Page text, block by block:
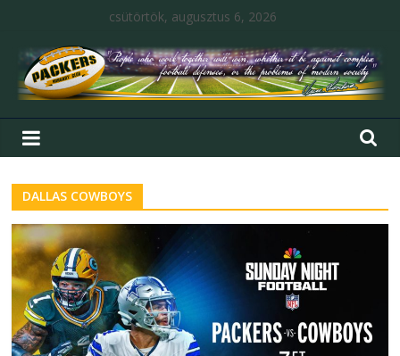
csütörtök, augusztus 6, 2026
DALLAS COWBOYS